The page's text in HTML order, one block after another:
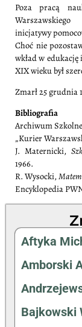
Poza pracą
inicjatywy
Choć nie
wkład w
XIX wieku był
Zmarł 25 grudnia
Bibliografia
Archiwum
„Kurier
J. Maternicki,
1966.
R. Wysocki,
Encyklopedia
Aftyka
Amborski
Bajkowski